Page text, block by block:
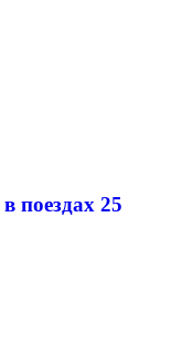
поездах 25